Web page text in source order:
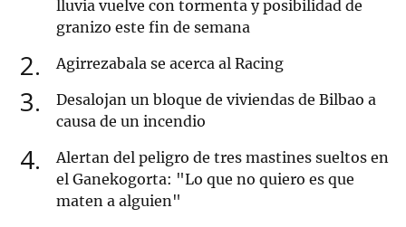
lluvia vuelve con tormenta y posibilidad de
granizo este fin de semana
2 Agirrezabala se acerca al Racing
3
Desalojan un bloque de viviendas de Bilbao a
causa de un incendio
4
Alertan del peligro de tres mastines sueltos en
el Ganekogorta: "Lo que no quiero es que
maten a alguien"